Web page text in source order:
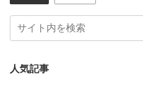
人気記事